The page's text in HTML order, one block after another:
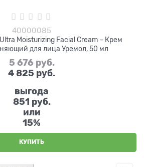
40000085
Moisturizing Facial Cream – Крем
для лица Уремол, 50 мл
5 676 руб.
4 825 руб.
выгода
851 руб.
или
15%
КУПИТЬ